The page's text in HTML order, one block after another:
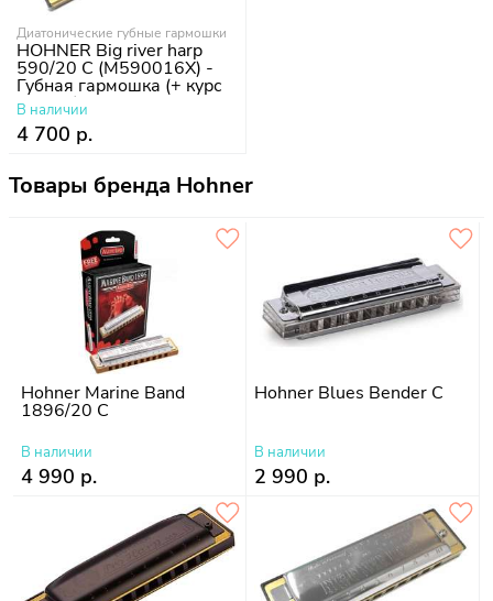
Диатонические губные гармошки
HOHNER Big river harp
590/20 C (M590016X) -
Губная гармошка (+ курс
уроков)
В наличии
4 700 р.
Товары бренда Hohner
Hohner Marine Band
1896/20 C
В наличии
4 990 р.
Hohner Blues Bender C
В наличии
2 990 р.